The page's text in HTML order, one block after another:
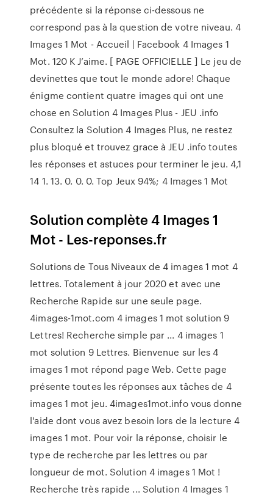
précédente si la réponse ci-dessous ne
correspond pas à la question de votre niveau. 4
Images 1 Mot - Accueil | Facebook 4 Images 1
Mot. 120 K J’aime. [ PAGE OFFICIELLE ] Le jeu de
devinettes que tout le monde adore! Chaque
énigme contient quatre images qui ont une
chose en Solution 4 Images Plus - JEU .info
Consultez la Solution 4 Images Plus, ne restez
plus bloqué et trouvez grace à JEU .info toutes
les réponses et astuces pour terminer le jeu. 4,1
14 1. 13. 0. 0. 0. Top Jeux 94%; 4 Images 1 Mot
Solution complète 4 Images 1
Mot - Les-reponses.fr
Solutions de Tous Niveaux de 4 images 1 mot 4
lettres. Totalement à jour 2020 et avec une
Recherche Rapide sur une seule page.
4images-1mot.com 4 images 1 mot solution 9
Lettres! Recherche simple par ... 4 images 1
mot solution 9 Lettres. Bienvenue sur les 4
images 1 mot répond page Web. Cette page
présente toutes les réponses aux tâches de 4
images 1 mot jeu. 4images1mot.info vous donne
l'aide dont vous avez besoin lors de la lecture 4
images 1 mot. Pour voir la réponse, choisir le
type de recherche par les lettres ou par
longueur de mot. Solution 4 images 1 Mot !
Recherche très rapide ... Solution 4 Images 1